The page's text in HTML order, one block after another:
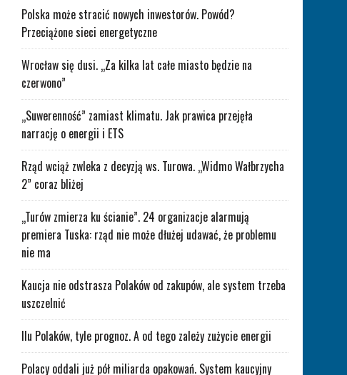
Polska może stracić nowych inwestorów. Powód?
Przeciążone sieci energetyczne
Wrocław się dusi. „Za kilka lat całe miasto będzie na
czerwono”
„Suwerenność” zamiast klimatu. Jak prawica przejęła
narrację o energii i ETS
Rząd wciąż zwleka z decyzją ws. Turowa. „Widmo Wałbrzycha
2” coraz bliżej
„Turów zmierza ku ścianie”. 24 organizacje alarmują
premiera Tuska: rząd nie może dłużej udawać, że problemu
nie ma
Kaucja nie odstrasza Polaków od zakupów, ale system trzeba
uszczelnić
Ilu Polaków, tyle prognoz. A od tego zależy zużycie energii
Polacy oddali już pół miliarda opakowań. System kaucyjny